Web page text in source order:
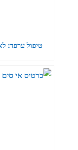
טיפול ערפד: